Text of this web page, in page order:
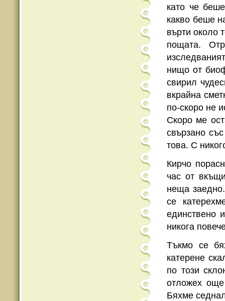
като че
какво беше
върти около
пощата.
нищо от
свирил
вкрайна
по-скоро не
Скоро ме
свързано
това. С
Кирчо
час от
неща
се
единствено
никога
Тъкмо се
катерене
по този
отложех
Бяхме